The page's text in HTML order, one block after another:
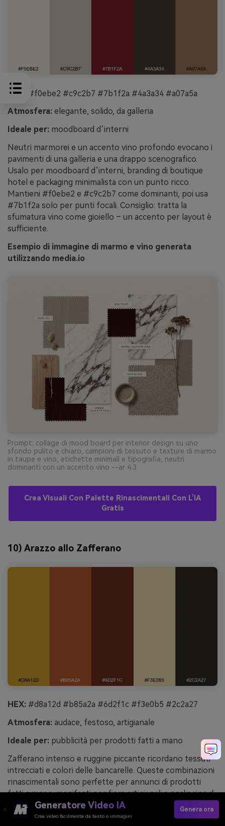
HEX:
#f0ebe2 #c9c2b7 #7b1f2a #4a3a34 #a07a5a
Atmosfera: elegante, solido, da galleria
Ideale per: moodboard d’interni
Neutri marmorei e un accento vino profondo evocano i
pavimenti di una galleria e una drappo scenografico.
Usalo per moodboard d’interni, branding di boutique
hotel e packaging minimalista con un punto ricco.
Mantieni #f0ebe2 e #c9c2b7 come dominanti, poi usa
#7b1f2a solo per punti focali. Consiglio: tratta la
sfumatura vino come gioiello – un accento per layout è
sufficiente.
Esempio di immagine di marmo e vino generata
utilizzando media.io
Prompt: collage di mood board per interior design su uno
sfondo pulito e chiaro, campioni di tessuto e texture di marmo
in taupe e vino, etichette minimali e tipografia, neutri
dominanti con un accento vino --ar 4:3
Crea Visuali Con Palette Rinascimentali Con L’IA
Gratis
10) Arazzo allo Zafferano
HEX: #d8a12d #b85a2a #6d2f1c #f3e0b5 #2c2a27
Atmosfera: audace, festoso, artigianale
Ideale per: pubblicità per prodotti fatti a mano
Zafferano intenso e ruggine piccante ricordano tessuti
intrecciati e colori delle bancarelle. Queste combinazioni
rinascimentali sono perfette per annunci di prodotti
fatti a mano, manifesti per fiere artigianali e packaging di
piccoli lotti dove il calore trasmette autenticità. Usa
#d8a12d per forme grandi e cartellini del prezzo, poi
Generatore Video IA
Crea video facilmente da testo o immagini
Genera ora